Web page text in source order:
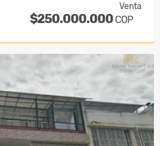
Venta
$250.000.000 COP